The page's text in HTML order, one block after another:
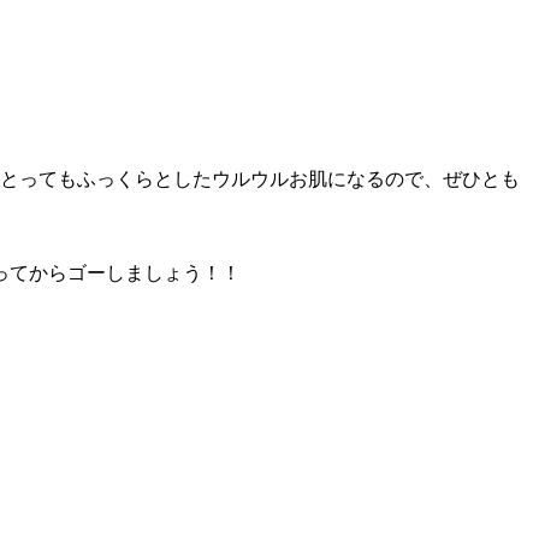
ってもふっくらとしたウルウルお肌になるので、ぜひとも
からゴーしましょう！！